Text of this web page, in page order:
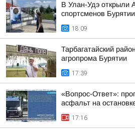
В Улан-Удэ открыли
спортсменов Бурятии
18:09
Тарбагатайский
агропрома Бурятии
17:39
«Вопрос-Ответ»:
асфальт на
17:16